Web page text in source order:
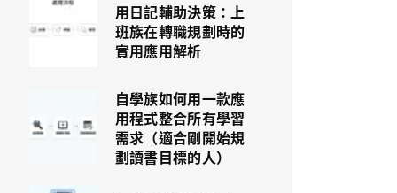
用日記輔助決策：上
班族在轉職規劃時的
實用應用解析
自學族如何用一款應
用程式整合所有學習
需求（適合剛開始規
劃讀書目標的人）